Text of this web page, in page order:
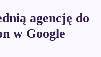
agencję do
w Google